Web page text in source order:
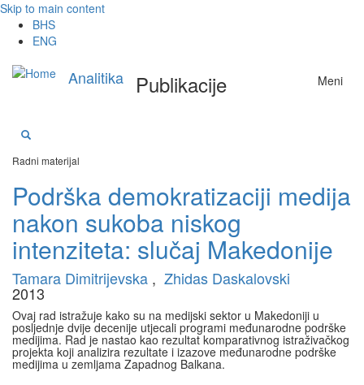
Skip to main content
BHS
ENG
Analitika Meni
Publikacije
Radni materijal
Podrška demokratizaciji medija
nakon sukoba niskog
intenziteta: slučaj Makedonije
Tamara Dimitrijevska , Zhidas Daskalovski
2013
Ovaj rad istražuje kako su na medijski sektor u Makedoniji u
posljednje dvije decenije utjecali programi međunarodne podrške
medijima. Rad je nastao kao rezultat komparativnog istraživačkog
projekta koji analizira rezultate i izazove međunarodne podrške
medijima u zemljama Zapadnog Balkana.